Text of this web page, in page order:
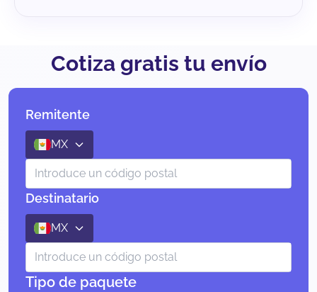
Cotiza gratis tu envío
Remitente
MX
Destinatario
MX
Tipo de paquete